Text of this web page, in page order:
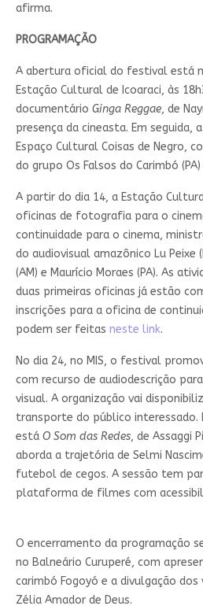
afirma.
PROGRAMAÇÃO
A abertura oficial do festival está
Estação Cultural de Icoaraci, às
documentário Ginga Reggae, de
presença da cineasta. Em seguida,
Espaço Cultural Coisas de Negro,
do grupo Os Falsos do Carimbó
A partir do dia 14, a Estação
oficinas de fotografia para o
continuidade para o cinema,
do audiovisual amazônico Lu Peixe
(AM) e Maurício Moraes (PA). As
duas primeiras oficinas já estão
inscrições para a oficina de
podem ser feitas neste link.
No dia 24, no MIS, o festival
com recurso de audiodescrição
visual. A organização vai
transporte do público interessado.
está O Som das Redes, de Assaggi
aborda a trajetória de Selmi
futebol de cegos. A sessão tem
plataforma de filmes com
O encerramento da programação
no Balneário Curuperé, com
carimbó Fogoyó e a divulgação
Zélia Amador de Deus.